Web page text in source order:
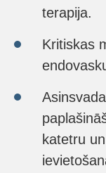
terapija.
Kritiskas
katetru